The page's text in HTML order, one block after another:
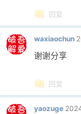
回复
waxiaochun
谢谢分享
回复
yaozuge